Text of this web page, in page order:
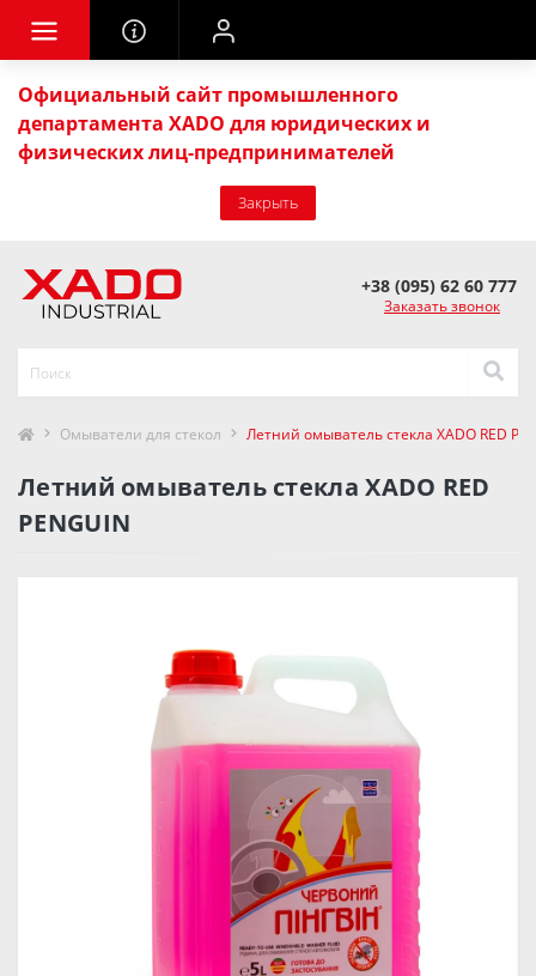
Официальный сайт промышленного
департамента XADO для юридических и
физических лиц-предпринимателей
Закрыть
+38 (095) 62 60 777
Заказать звонок
Омыватели для стекол Летний омыватель стекла XADO RED
Летний омыватель стекла XADO RED
PENGUIN